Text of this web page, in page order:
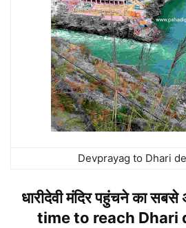
Devprayag to Dhari
धारीदेवी मंदिर पहुंचने का
time to reach Dhari